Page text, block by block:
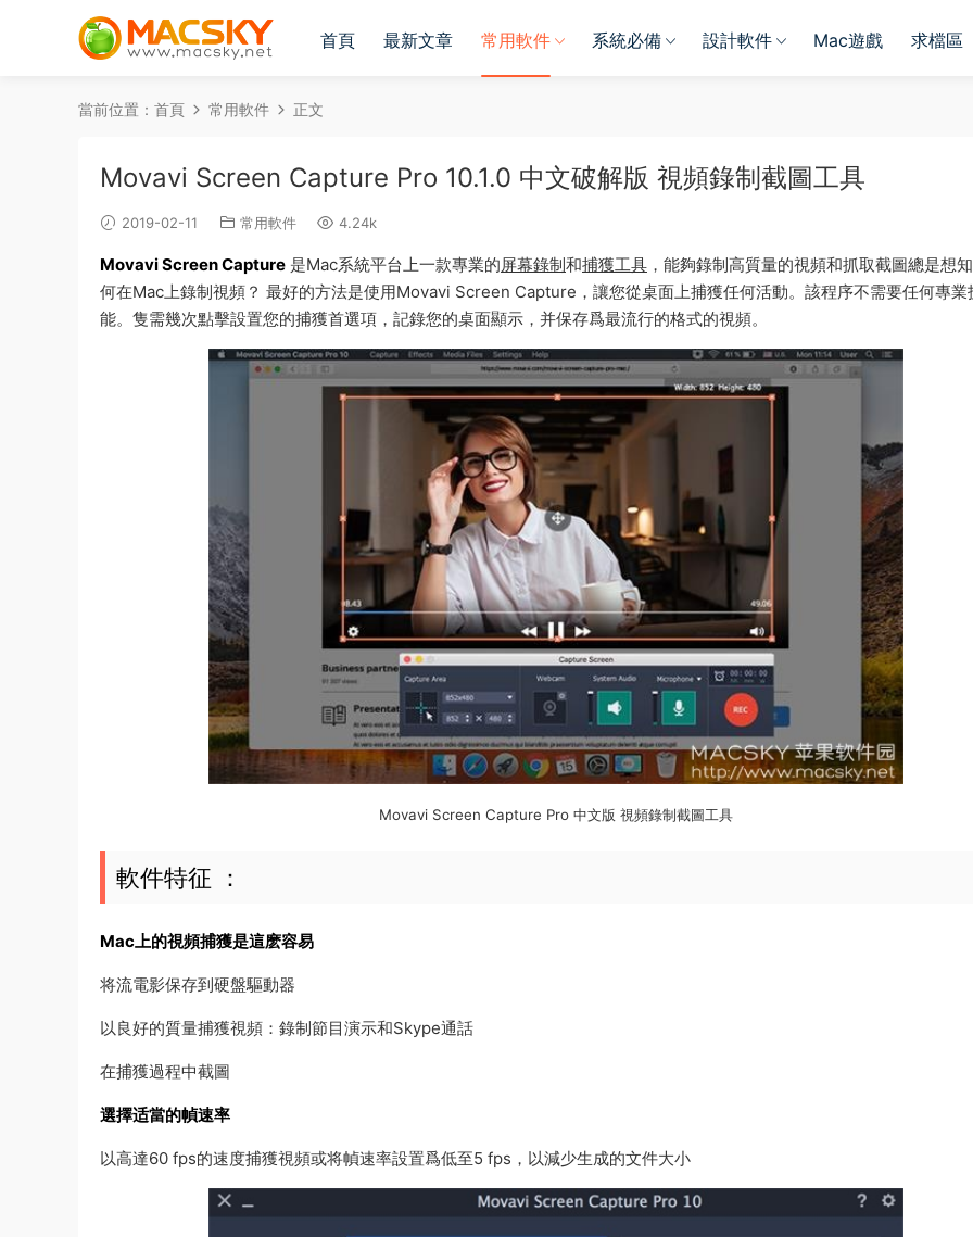
首頁 最新文章 常用軟件 系統必備 設計軟件 Mac遊戲 求檔區
當前位置： 首頁 常用軟件 正文
Movavi Screen Capture Pro 10.1.0 中文破解版 視頻錄制截圖工具
2019-02-11 常用軟件 4.24k
Movavi Screen Capture 是Mac系統平台上一款專業的屏幕錄制和捕獲工具 ，能夠錄制高質量的視頻和抓取截圖總是想
何在Mac上錄制視頻？ 最好的方法是使用Movavi Screen Capture，讓您從桌面上捕獲任何活動。該程序不需要任何專業
能。隻需幾次點擊設置您的捕獲首選項，記錄您的桌面顯示，并保存爲最流行的格式的視頻。
Movavi Screen Capture Pro 中文版 視頻錄制截圖工具
軟件特征 ：
Mac上的視頻捕獲是這麽容易
将流電影保存到硬盤驅動器
以良好的質量捕獲視頻：錄制節目演示和Skype通話
在捕獲過程中截圖
選擇适當的幀速率
以高達60 fps的速度捕獲視頻或将幀速率設置爲低至5 fps，以減少生成的文件大小